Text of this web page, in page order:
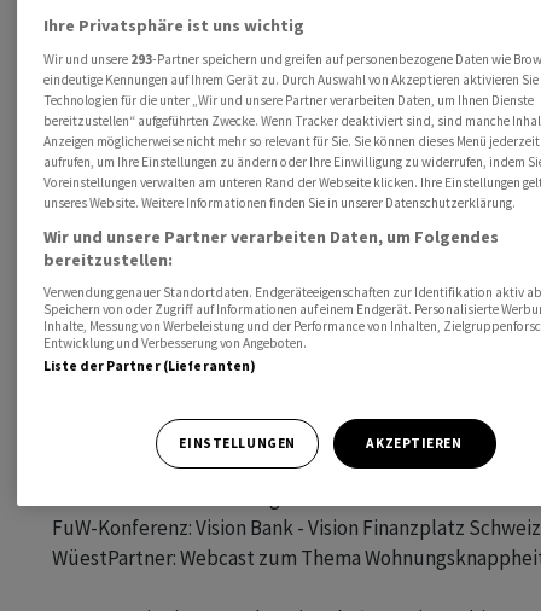
       BKW: Ergebnis H1 (MK 09.30 Uhr, Zürich)
       SwissBanking: Bankenbarometer 2023 (MK 09.00 Uhr)
       BFS: Logiernächte Juli 2023
Complementa: Risiko-Check-Up Pensionskassen 2023
06.09. Richemont: GV (10.00 Uhr)
       Swiss Life: Ergebnis H1
       Belimo: Capital Markets Day (10.00 - 14.00 Uhr)
       MK Reise-Verband SRV: Reisebranche nach Corona
       Swiss Green Economy Symposium (inkl. 7.9.)
07.09. Mobiliar: Ergebnis H1
       Villars: Ergebnis H1
       Seco: Arbeitsmarktdaten August 2023
       FuW-Konferenz: Vision Bank - Vision Finanzplatz Schweiz
WüestPartner: Webcast zum Thema Wohnungsknappheit
Ihre Privatsphäre ist uns wichtig
Wir und unsere 293-Partner speichern und greifen auf personenbezogene Daten wie
eindeutige Kennungen auf Ihrem Gerät zu. Durch Auswahl von Akzeptieren aktivieren
Technologien für die unter „Wir und unsere Partner verarbeiten Daten, um Ihnen Dienste
bereitzustellen“ aufgeführten Zwecke. Wenn Tracker deaktiviert sind, sind manche
Anzeigen möglicherweise nicht mehr so relevant für Sie. Sie können dieses Menü
aufrufen, um Ihre Einstellungen zu ändern oder Ihre Einwilligung zu widerrufen, indem
Voreinstellungen verwalten am unteren Rand der Webseite klicken. Ihre Einstellungen
unseres Website. Weitere Informationen finden Sie in unserer Datenschutzerklärung.
Wir und unsere Partner verarbeiten Daten, um Folgendes
bereitzustellen:
Verwendung genauer Standortdaten. Endgeräteeigenschaften zur Identifikation aktiv
Speichern von oder Zugriff auf Informationen auf einem Endgerät. Personalisierte
Inhalte, Messung von Werbeleistung und der Performance von Inhalten,
Entwicklung und Verbesserung von Angeboten.
Liste der Partner (Lieferanten)
EINSTELLUNGEN AKZEPTIEREN